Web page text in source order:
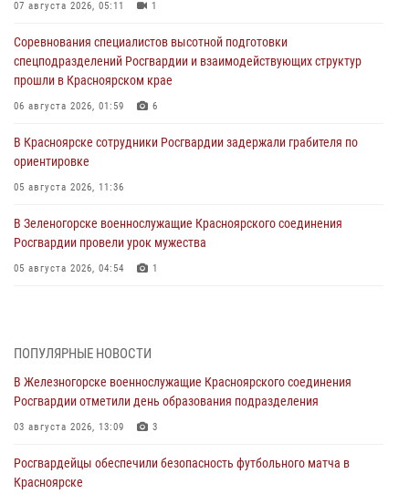
07 августа 2026, 05:11 1
Соревнования специалистов высотной подготовки
спецподразделений Росгвардии и взаимодействующих структур
прошли в Красноярском крае
06 августа 2026, 01:59 6
В Красноярске сотрудники Росгвардии задержали грабителя по
ориентировке
05 августа 2026, 11:36
В Зеленогорске военнослужащие Красноярского соединения
Росгвардии провели урок мужества
05 августа 2026, 04:54 1
05 августа 2026, 04:52 1
В Красноярске сотрудники вневедомственной охраны Росгвардии
задержали подозреваемого в серии краж из гипермаркета
04 августа 2026, 09:57
Сотрудники Росгвардии обеспечили общественный порядок во
время проведения экстремального заплыва в Дудинке
ПОПУЛЯРНЫЕ НОВОСТИ
В Железногорске военнослужащие Красноярского соединения
Росгвардии отметили день образования подразделения
03 августа 2026, 13:09 3
Росгвардейцы обеспечили безопасность футбольного матча в
Красноярске